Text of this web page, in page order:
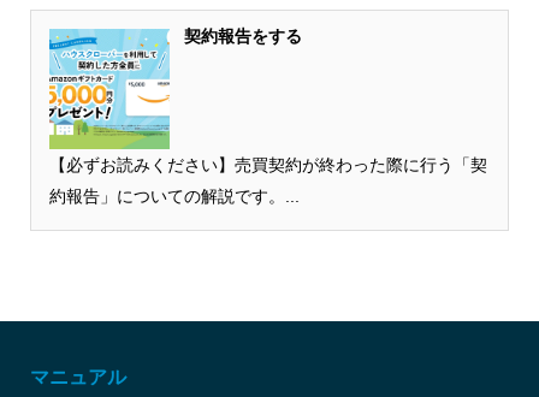
契約報告をする
【必ずお読みください】売買契約が終わった際に行う「契
約報告」についての解説です。...
マニュアル